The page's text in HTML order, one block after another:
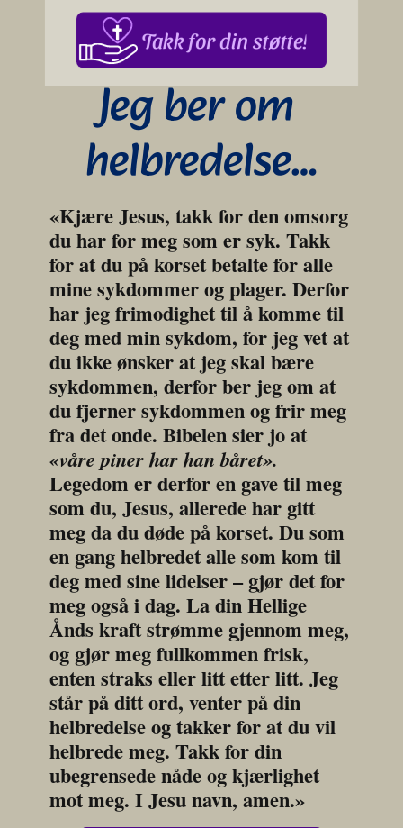
Takk for din støtte!
Jeg ber om
helbredelse…
«Kjære Jesus, takk for den omsorg
du har for meg som er syk. Takk
for at du på korset betalte for alle
mine sykdommer og plager. Derfor
har jeg frimodighet til å komme til
deg med min sykdom, for jeg vet at
du ikke ønsker at jeg skal bære
sykdommen, derfor ber jeg om at
du fjerner sykdommen og frir meg
fra det onde. Bibelen sier jo at
«våre piner har han båret».
Legedom er derfor en gave til meg
som du, Jesus, allerede har gitt
meg da du døde på korset. Du som
en gang helbredet alle som kom til
deg med sine lidelser – gjør det for
meg også i dag. La din Hellige
Ånds kraft strømme gjennom meg,
og gjør meg fullkommen frisk,
enten straks eller litt etter litt. Jeg
står på ditt ord, venter på din
helbredelse og takker for at du vil
helbrede meg. Takk for din
ubegrensede nåde og kjærlighet
mot meg. I Jesu navn, amen.»